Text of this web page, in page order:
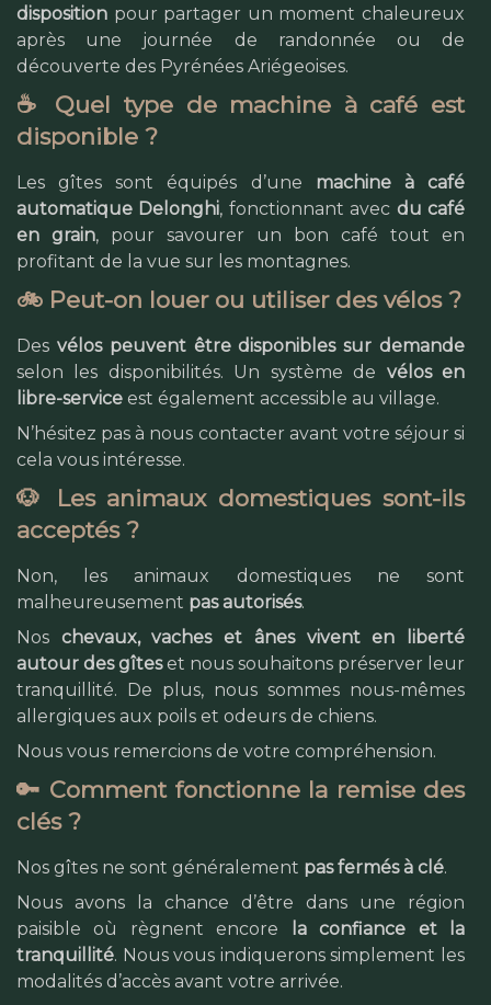
disposition pour partager un moment chaleureux
après une journée de randonnée ou de
découverte des Pyrénées Ariégeoises.
☕ Quel type de machine à café est
disponible ?
Les gîtes sont équipés d’une machine à café
automatique Delonghi, fonctionnant avec du café
en grain, pour savourer un bon café tout en
profitant de la vue sur les montagnes.
🚲 Peut-on louer ou utiliser des vélos ?
Des vélos peuvent être disponibles sur demande
selon les disponibilités. Un système de vélos en
libre-service est également accessible au village.
N’hésitez pas à nous contacter avant votre séjour si
cela vous intéresse.
🐶 Les animaux domestiques sont-ils
acceptés ?
Non, les animaux domestiques ne sont
malheureusement pas autorisés.
Nos chevaux, vaches et ânes vivent en liberté
autour des gîteset nous souhaitons préserver leur
tranquillité. De plus, nous sommes nous-mêmes
allergiques aux poils et odeurs de chiens.
Nous vous remercions de votre compréhension.
🔑 Comment fonctionne la remise des
clés ?
Nos gîtes ne sont généralement pas fermés à clé.
Nous avons la chance d’être dans une région
paisible où règnent encore
la confiance et la
tranquillité. Nous vous indiquerons simplement les
modalités d’accès avant votre arrivée.